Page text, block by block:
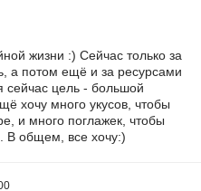
жизни :) Сейчас только за
а потом ещё и за ресурсами
сейчас цель - большой
хочу много укусов, чтобы
и много поглажек, чтобы
В общем, все хочу:)